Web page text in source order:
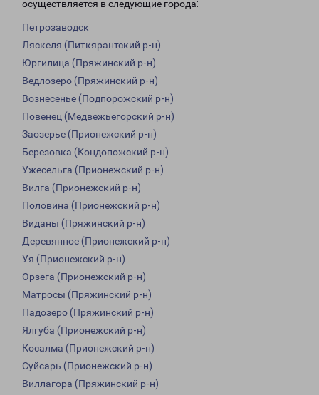
осуществляется в следующие города:
Петрозаводск
Ляскеля (Питкярантский р-н)
Юргилица (Пряжинский р-н)
Ведлозеро (Пряжинский р-н)
Вознесенье (Подпорожский р-н)
Повенец (Медвежьегорский р-н)
Заозерье (Прионежский р-н)
Березовка (Кондопожский р-н)
Ужесельга (Прионежский р-н)
Вилга (Прионежский р-н)
Половина (Прионежский р-н)
Виданы (Пряжинский р-н)
Деревянное (Прионежский р-н)
Уя (Прионежский р-н)
Орзега (Прионежский р-н)
Матросы (Пряжинский р-н)
Падозеро (Пряжинский р-н)
Ялгуба (Прионежский р-н)
Косалма (Прионежский р-н)
Суйсарь (Прионежский р-н)
Виллагора (Пряжинский р-н)